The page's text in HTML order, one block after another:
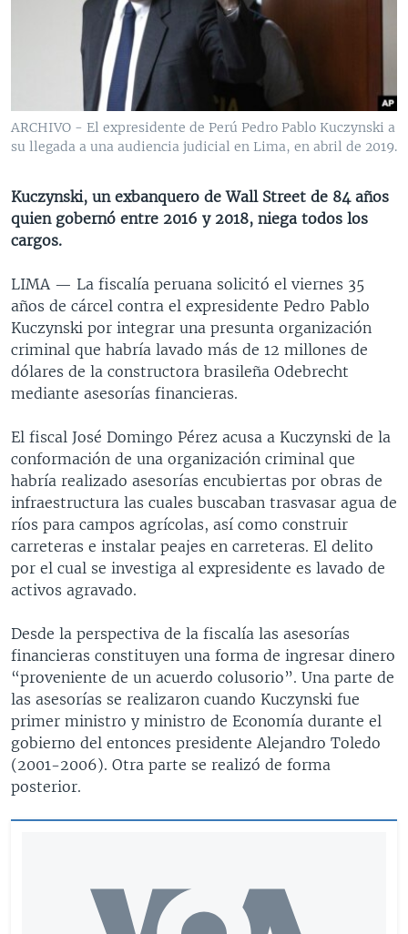
VENEZUELA
NICARAGUA
ECONOMÍA
ENTRETENIMIENTO Y CULTURA
TECNOLOGÍA
DEPORTES
CIENCIA Y SALUD
MULTIMEDIA
FOTOGRAFÍA
AUDIOS
PROGRAMAS TV
EL MUNDO AL DÍA
FORO INTERAMERICANO
VISIÓN 360
PANORAMA
AVANCE INFORMATIVO
AUDIONOTICIAS
ESTADOS UNIDOS AL DÍA
EL MUNDO AL DÍA [RADIO]
FORO [RADIO]
DEPORTIVO INTERNACIONAL
NOTA ECONÓMICA
ENTRETENIMIENTO
DIRECT
DOCUMENTALES DE LA VOA
Learning English
SÍGANOS
Idiomas
ARCHIVO - El expresidente de Perú Pedro Pablo Kuczynski a
su llegada a una audiencia judicial en Lima, en abril de 2019.
Kuczynski, un exbanquero de Wall Street de 84 años
quien gobernó entre 2016 y 2018, niega todos los
cargos.
LIMA — La fiscalía peruana solicitó el viernes 35
años de cárcel contra el expresidente Pedro Pablo
Kuczynski por integrar una presunta organización
criminal que habría lavado más de 12 millones de
dólares de la constructora brasileña Odebrecht
mediante asesorías financieras.
El fiscal José Domingo Pérez acusa a Kuczynski de la
conformación de una organización criminal que
habría realizado asesorías encubiertas por obras de
infraestructura las cuales buscaban trasvasar agua de
ríos para campos agrícolas, así como construir
carreteras e instalar peajes en carreteras. El delito
por el cual se investiga al expresidente es lavado de
activos agravado.
Desde la perspectiva de la fiscalía las asesorías
financieras constituyen una forma de ingresar dinero
“proveniente de un acuerdo colusorio”. Una parte de
las asesorías se realizaron cuando Kuczynski fue
primer ministro y ministro de Economía durante el
gobierno del entonces presidente Alejandro Toledo
(2001-2006). Otra parte se realizó de forma
posterior.